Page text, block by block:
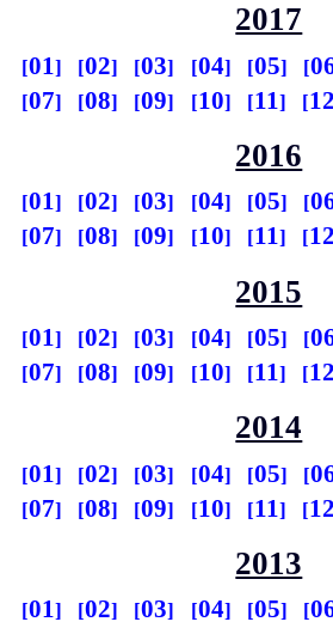
2017
01 02 03 04 05
07
08 09 10 11
2016
01 02 03 04 05
07
08 09 10 11
2015
01 02 03 04 05
07
08 09 10 11
2014
01 02 03 04 05
07
08 09 10 11
2013
01 02 03 04 05